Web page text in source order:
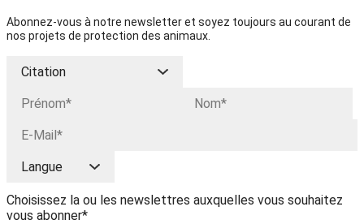
Abonnez-vous à notre newsletter et soyez toujours au courant de
nos projets de protection des animaux.
Choisissez la ou les newslettres auxquelles vous souhaitez
vous abonner*